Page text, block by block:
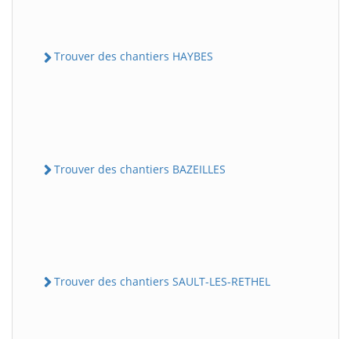
Trouver des chantiers HAYBES
Trouver des chantiers BAZEILLES
Trouver des chantiers SAULT-LES-RETHEL